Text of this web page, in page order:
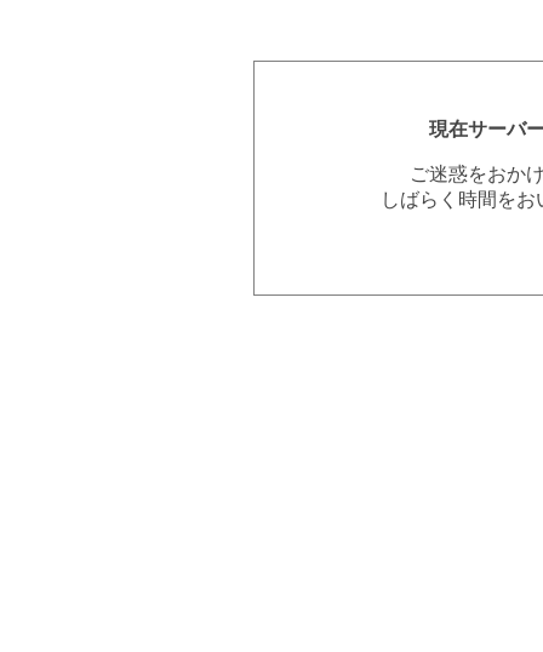
現在サーバ
ご迷惑をおか
しばらく時間を